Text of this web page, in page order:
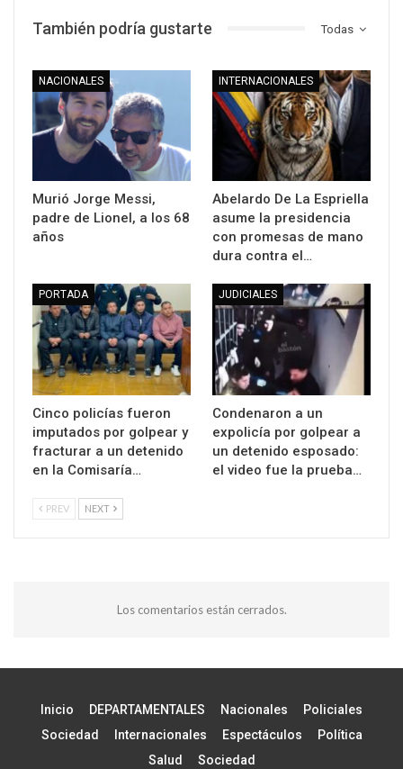
Todas
También podría gustarte
NACIONALES
Murió Jorge Messi,
padre de Lionel, a los 68
años
INTERNACIONALES
Abelardo De La Espriella
asume la presidencia
con promesas de mano
dura contra el…
PORTADA
Cinco policías fueron
imputados por golpear y
fracturar a un detenido
en la Comisaría…
JUDICIALES
Condenaron a un
expolicía por golpear a
un detenido esposado:
el video fue la prueba…
PREV NEXT
Los comentarios están cerrados.
Inicio DEPARTAMENTALES Nacionales
Policiales
Sociedad
Internacionales Espectáculos
Política
Salud
Sociedad